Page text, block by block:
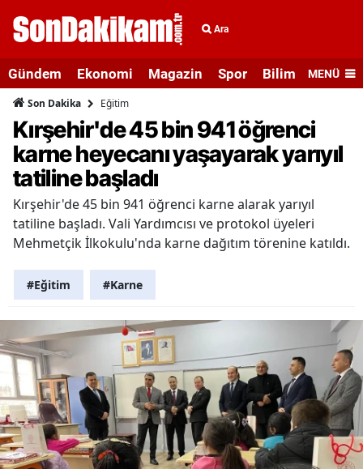
Ara
Gündem Ekonomi Magazin Spor Bilim veMENÜ
Son Dakika Eğitim
Kırşehir'de 45 bin 941 öğrenci
karne heyecanı yaşayarak yarıyıl
tatiline başladı
Kırşehir'de 45 bin 941 öğrenci karne alarak yarıyıl
tatiline başladı. Vali Yardımcısı ve protokol üyeleri
Mehmetçik İlkokulu'nda karne dağıtım törenine katıldı.
#Eğitim #Karne